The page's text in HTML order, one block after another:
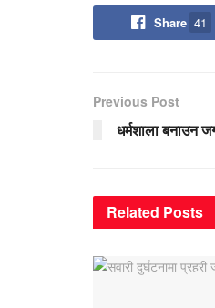
Share 41
Previous Post
धर्मशाला बनाउन
Related Posts